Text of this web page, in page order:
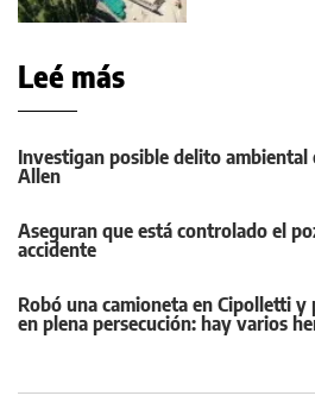
Leé más
Investigan posible delito ambiental
Allen
Aseguran que está controlado el
accidente
Robó una camioneta en Cipolletti
en plena persecución: hay varios